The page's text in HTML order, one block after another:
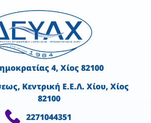
4, Χίος 82100
Κεντρική Ε.Ε.Λ. Χίου, Χίος
82100
2271044351